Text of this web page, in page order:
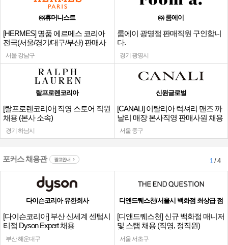
㈜휴머니스트
[HERMES] 명품 에르메스 코리아
전국(서울/경기/대구/부산) 판매사
원
서울 강남구
㈜ 룸에이
룸에이 광명점 판매직원 구인합니
다.
경기 광명시
랄프로렌코리아
[랄프로렌코리아] 직영 스토어 직원
채용 (본사 소속)
경기 하남시
신원글로벌
[CANALI] 이탈리아 럭셔리 맨즈 까
날리 매장 본사직영 판매사원 채용
서울 중구
포커스 채용관 광고안내 1/ 4
다이슨코리아 유한회사
[다이슨코리아] 부산 신세계 센텀시
티점 Dyson Expert 채용
부산 해운대구
디앤드퀘스천/서울시 백화점 최상급 점
[디앤드퀘스천] 신규 백화점 매니저
및 스탭 채용 (직영, 정직원)
서울 서초구